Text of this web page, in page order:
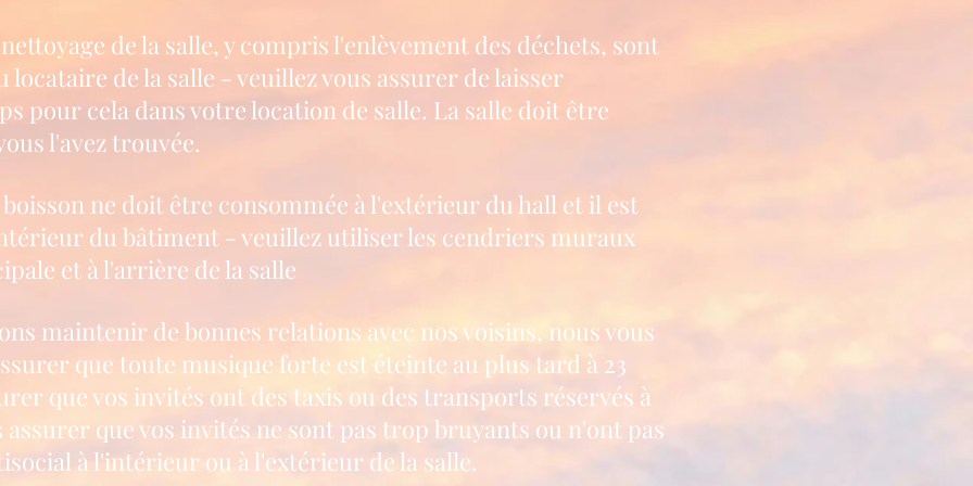
de la salle, y compris l'enlèvement des déchets, sont
locataire de la salle - veuillez vous assurer de laisser
pour cela dans votre location de salle. La salle doit être
l'avez trouvée.
ne doit être consommée à l'extérieur du hall et il est
du bâtiment - veuillez utiliser les cendriers muraux
et à l'arrière de la salle
maintenir de bonnes relations avec nos voisins, nous vous
que toute musique forte est éteinte au plus tard à 23
que vos invités ont des taxis ou des transports réservés à
assurer que vos invités ne sont pas trop bruyants ou n'ont pas
à l'intérieur ou à l'extérieur de la salle.